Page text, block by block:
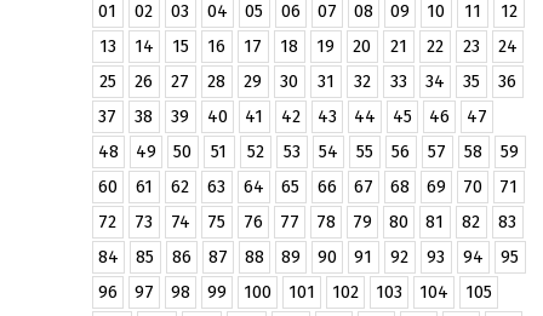
01 02 03 04 05 06 07 08 09 10 11
12
13
14 15 16 17 18 19 20 21 22 23
24
25
26 27 28 29 30 31 32 33 34 35
36
37
38 39 40 41 42 43 44 45 46
47
48
49 50 51 52 53 54 55 56 57 58
59
60
61 62 63 64 65 66 67 68 69 70
71
72
73 74 75 76 77 78 79 80 81 82
83
84
85 86 87 88 89 90 91 92 93 94
95
96
97 98 99 100 101 102 103 104
105